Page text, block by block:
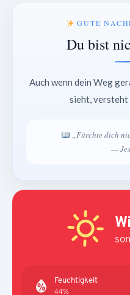
GUTE
Du bist
Auch wenn dein Weg
sieht, versteht
„Fürchte dich
—
Feuchtigkeit
44%